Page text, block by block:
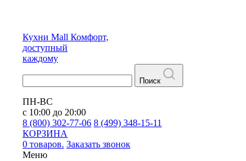
Кухни Mall Комфорт,
доступный
каждому
Поиск
ПН-ВС
с 10:00 до 20:00
8 (800) 302-77-06 8 (499) 348-15-11
КОРЗИНА
0 товаров. Заказать звонок
Меню